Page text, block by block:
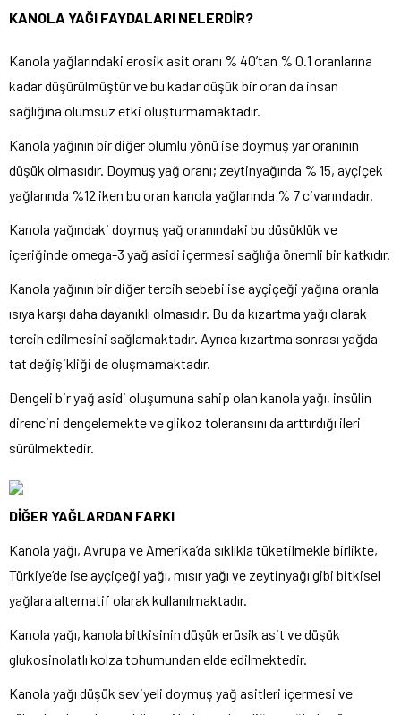
KANOLA YAĞI FAYDALARI NELERDİR?
Kanola yağlarındaki erosik asit oranı % 40’tan % 0.1 oranlarına
kadar düşürülmüştür ve bu kadar düşük bir oran da insan
sağlığına olumsuz etki oluşturmamaktadır.
Kanola yağının bir diğer olumlu yönü ise doymuş yar oranının
düşük olmasıdır. Doymuş yağ oranı; zeytinyağında % 15, ayçiçek
yağlarında %12 iken bu oran kanola yağlarında % 7 civarındadır.
Kanola yağındaki doymuş yağ oranındaki bu düşüklük ve
içeriğinde omega-3 yağ asidi içermesi sağlığa önemli bir katkıdır.
Kanola yağının bir diğer tercih sebebi ise ayçiçeği yağına oranla
ısıya karşı daha dayanıklı olmasıdır. Bu da kızartma yağı olarak
tercih edilmesini sağlamaktadır. Ayrıca kızartma sonrası yağda
tat değişikliği de oluşmamaktadır.
Dengeli bir yağ asidi oluşumuna sahip olan kanola yağı, insülin
direncini dengelemekte ve glikoz toleransını da arttırdığı ileri
sürülmektedir.
DİĞER YAĞLARDAN FARKI
Kanola yağı, Avrupa ve Amerika’da sıklıkla tüketilmekle birlikte,
Türkiye’de ise ayçiçeği yağı, mısır yağı ve zeytinyağı gibi bitkisel
yağlara alternatif olarak kullanılmaktadır.
Kanola yağı, kanola bitkisinin düşük erüsik asit ve düşük
glukosinolatlı kolza tohumundan elde edilmektedir.
Kanola yağı düşük seviyeli doymuş yağ asitleri içermesi ve